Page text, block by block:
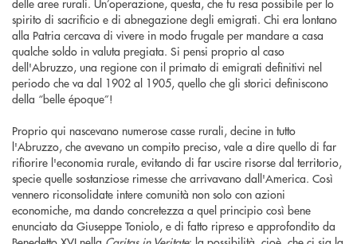
spirito di sacrificio e di abnegazione degli emigrati. Chi era lontano
alla Patria cercava di vivere in modo frugale per mandare a casa
qualche soldo in valuta pregiata. Si pensi proprio al caso
dell'Abruzzo, una regione con il primato di emigrati definitivi nel
periodo che va dal 1902 al 1905, quello che gli storici definiscono
della “belle époque”!
Proprio qui nascevano numerose casse rurali, decine in tutto
l'Abruzzo, che avevano un compito preciso, vale a dire quello di far
rifiorire l'economia rurale, evitando di far uscire risorse dal territorio,
specie quelle sostanziose rimesse che arrivavano dall'America. Così
vennero riconsolidate intere comunità non solo con azioni
economiche, ma dando concretezza a quel principio così bene
enunciato da Giuseppe Toniolo, e di fatto ripreso e approfondito da